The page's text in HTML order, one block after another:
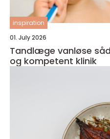
inspiration
01. July 2026
Tandlæge vanløse sådan finder du en tryg
og kompetent klinik